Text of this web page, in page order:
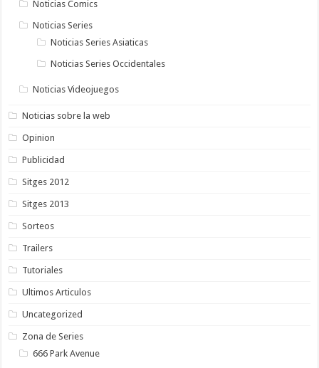
Noticias Comics
Noticias Series
Noticias Series Asiaticas
Noticias Series Occidentales
Noticias Videojuegos
Noticias sobre la web
Opinion
Publicidad
Sitges 2012
Sitges 2013
Sorteos
Trailers
Tutoriales
Ultimos Articulos
Uncategorized
Zona de Series
666 Park Avenue